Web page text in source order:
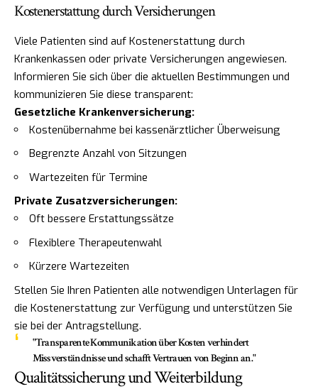
Kostenerstattung durch Versicherungen
Viele Patienten sind auf Kostenerstattung durch
Krankenkassen oder private Versicherungen angewiesen.
Informieren Sie sich über die aktuellen Bestimmungen und
kommunizieren Sie diese transparent:
Gesetzliche Krankenversicherung:
Kostenübernahme bei kassenärztlicher Überweisung
Begrenzte Anzahl von Sitzungen
Wartezeiten für Termine
Private Zusatzversicherungen:
Oft bessere Erstattungssätze
Flexiblere Therapeutenwahl
Kürzere Wartezeiten
Stellen Sie Ihren Patienten alle notwendigen Unterlagen für
die Kostenerstattung zur Verfügung und unterstützen Sie
sie bei der Antragstellung.
"Transparente Kommunikation über Kosten verhindert
Missverständnisse und schafft Vertrauen von Beginn an."
Qualitätssicherung und Weiterbildung